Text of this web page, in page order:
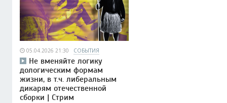
05.04.2026 21:30 СОБЫТИЯ
Не вменяйте логику
дологическим формам
жизни, в т.ч. либеральным
дикарям отечественной
сборки | Стрим